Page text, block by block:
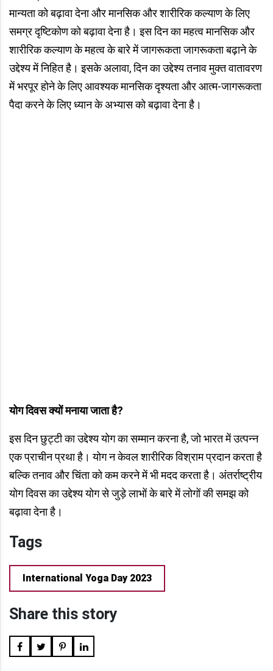
मान्यता को बढ़ावा देना और मानसिक और शारीरिक कल्याण के लिए
समग्र दृष्टिकोण को बढ़ावा देना है। इस दिन का महत्व मानसिक और
शारीरिक कल्याण के महत्व के बारे में जागरूकता जागरूकता बढ़ाने के
उद्देश्य में निहित है। इसके अलावा, दिन का उद्देश्य तनाव मुक्त वातावरण
में भरपूर होने के लिए आवश्यक मानसिक दृश्यता और आत्म-जागरूकता
पैदा करने के लिए ध्यान के अभ्यास को बढ़ावा देना है।
योग दिवस क्यों मनाया जाता है?
इस दिन छुट्टी का उद्देश्य योग का सम्मान करना है, जो भारत में उत्पन्न
एक प्राचीन प्रथा है। योग न केवल शारीरिक विश्राम प्रदान करता है
बल्कि तनाव और चिंता को कम करने में भी मदद करता है। अंतर्राष्ट्रीय
योग दिवस का उद्देश्य योग से जुड़े लाभों के बारे में लोगों की समझ को
बढ़ावा देना है।
Tags
International Yoga Day 2023
Share this story